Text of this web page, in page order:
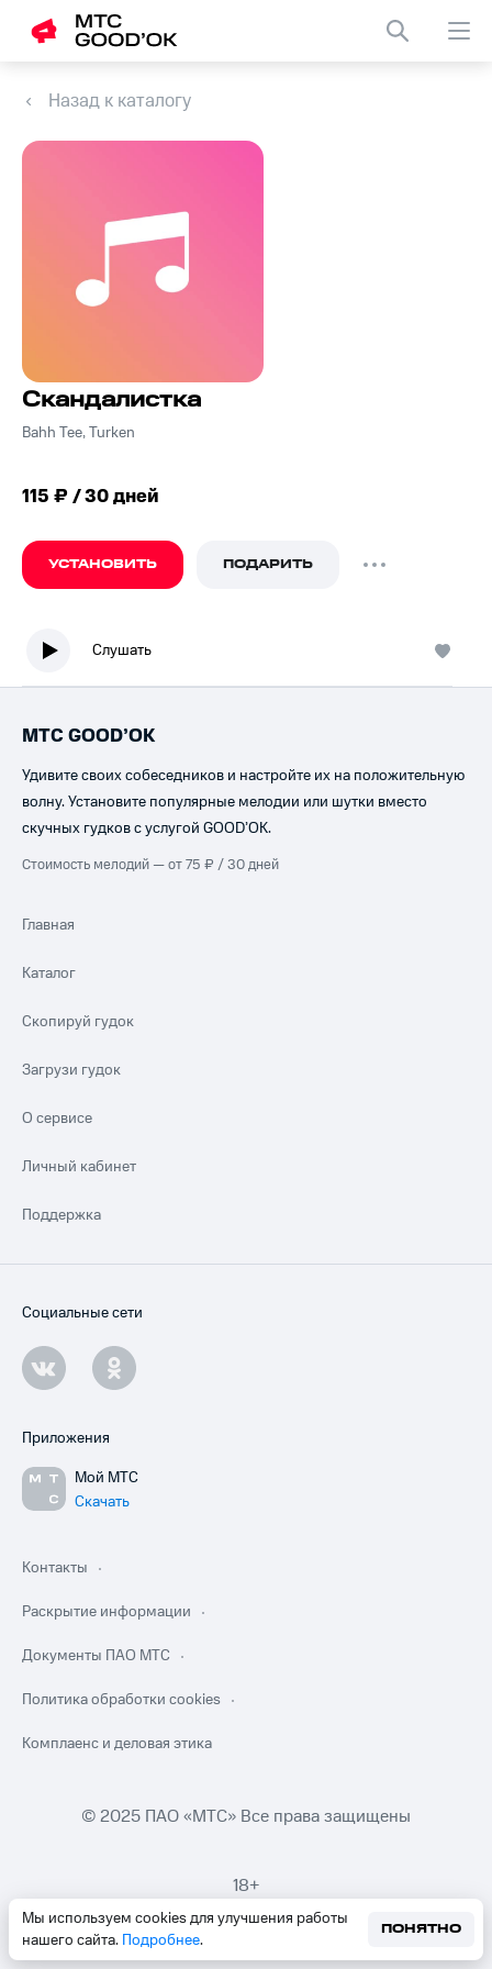
Назад к каталогу
Скандалистка
Bahh Tee, Turken
115 ₽ / 30 дней
УСТАНОВИТЬ ПОДАРИТЬ
Слушать
Мы используем cookies для улучшения работы
нашего сайта. Подробнее.
ПОНЯТНО
МТС GOOD’OK
Удивите своих собеседников и настройте их на положительную
волну. Установите популярные мелодии или шутки вместо
скучных гудков с услугой GOOD’OK.
Стоимость мелодий — от 75 ₽ / 30 дней
Главная
Каталог
Скопируй гудок
Загрузи гудок
О сервисе
Личный кабинет
Поддержка
Социальные сети
Приложения
Мой МТС
Скачать
Контакты
Раскрытие информации
Документы ПАО МТС
Политика обработки cookies
Комплаенс и деловая этика
© 2025 ПАО «МТС» Все права защищены
18+